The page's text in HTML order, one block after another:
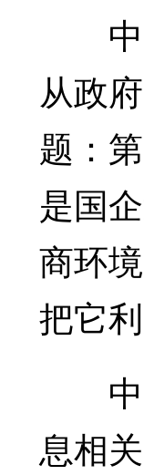
中
从政
题：
是国
商环
把它利
中
息相